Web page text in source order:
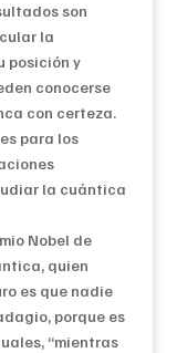
son
la
posición y
conocerse
con certeza.
para los
la cuántica
Nobel de
quien
es que nadie
porque es
“mientras